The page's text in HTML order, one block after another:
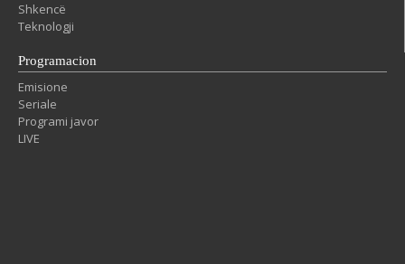
Shkencë
Teknologji
Programacion
Emisione
Seriale
Programi javor
LIVE